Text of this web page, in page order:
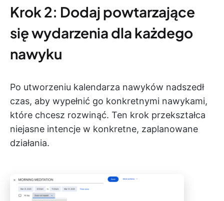
Krok 2: Dodaj powtarzające
się wydarzenia dla każdego
nawyku
Po utworzeniu kalendarza nawyków nadszedł
czas, aby wypełnić go konkretnymi nawykami,
które chcesz rozwinąć. Ten krok przekształca
niejasne intencje w konkretne, zaplanowane
działania.